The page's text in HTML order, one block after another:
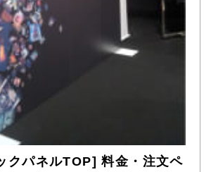
クパネルTOP] 料金・注文ペ